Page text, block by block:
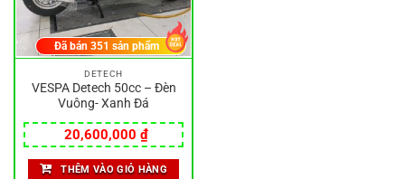
DETECH
VESPA Detech 50cc – Đèn
Vuông- Xanh Đá
20,600,000 ₫
Đã bán351 sản phẩm
THÊM VÀO GIỎ HÀNG